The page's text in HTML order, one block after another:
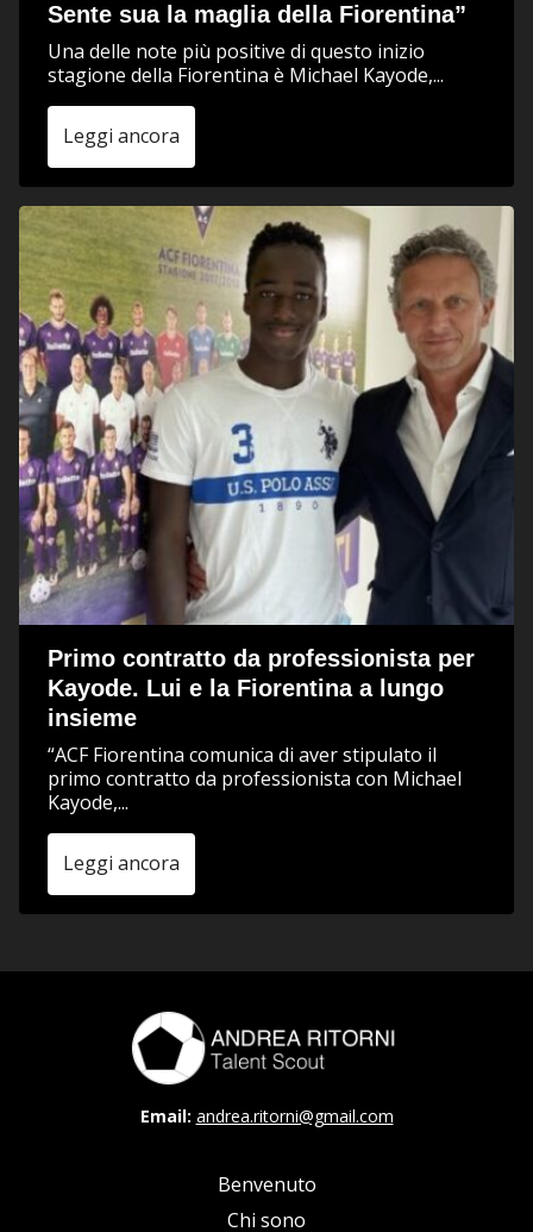
Sente sua la maglia della Fiorentina”
Una delle note più positive di questo inizio
stagione della Fiorentina è Michael Kayode,...
Leggi ancora
Primo contratto da professionista per
Kayode. Lui e la Fiorentina a lungo
insieme
“ACF Fiorentina comunica di aver stipulato il
primo contratto da professionista con Michael
Kayode,...
Leggi ancora
Email: andrea.ritorni@gmail.com
Benvenuto
Chi sono